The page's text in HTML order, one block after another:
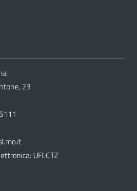
23
UFLCTZ